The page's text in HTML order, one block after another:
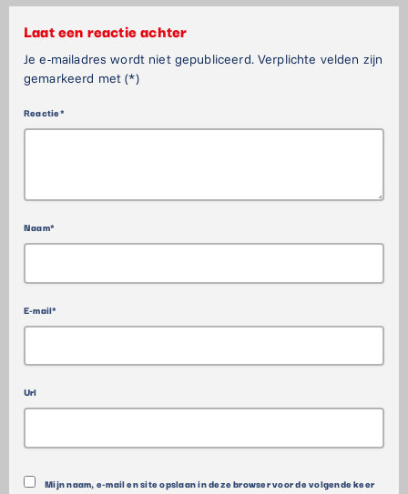
Laat een reactie achter
Je e-mailadres wordt niet gepubliceerd. Verplichte velden zijn
gemarkeerd met (*)
Reactie*
Naam*
E-mail*
Url
Mijn naam, e-mail en site opslaan in deze browser voor de volgende keer